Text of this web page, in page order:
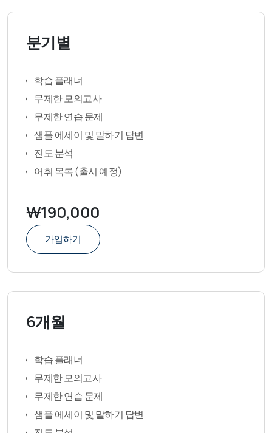
분기별
학습 플래너
무제한 모의고사
무제한 연습 문제
샘플 에세이 및 말하기 답변
진도 분석
어휘 목록 (출시 예정)
₩190,000
가입하기
6개월
학습 플래너
무제한 모의고사
무제한 연습 문제
샘플 에세이 및 말하기 답변